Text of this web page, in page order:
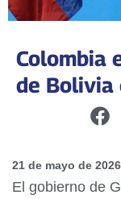
Colombia
de Bolivia
21 de mayo de 2026
El gobierno de